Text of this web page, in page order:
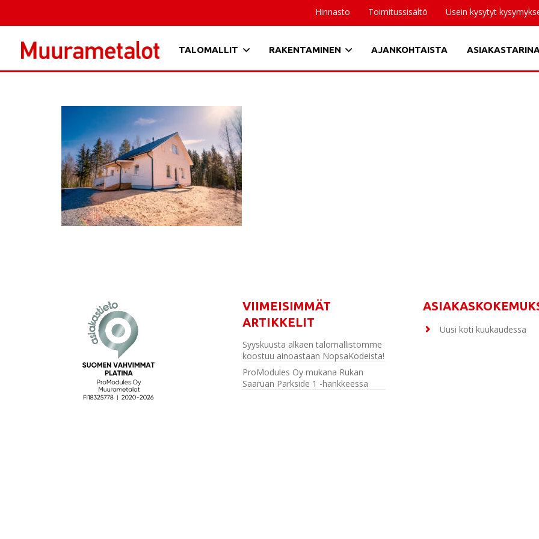
Hinnasto Toimitussisältö Usein kysytyt
TALOMALLIT RAKENTAMINEN AJANKOHTAISTA
VIIMEISIMMÄT
ARTIKKELIT
Syyskuusta alkaen talomallistomme
koostuu ainoastaan NopsaKodeista!
ProModules Oy mukana Rukan
Saaruan Parkside 1 -hankkeessa
Uusi koti kuukaudessa